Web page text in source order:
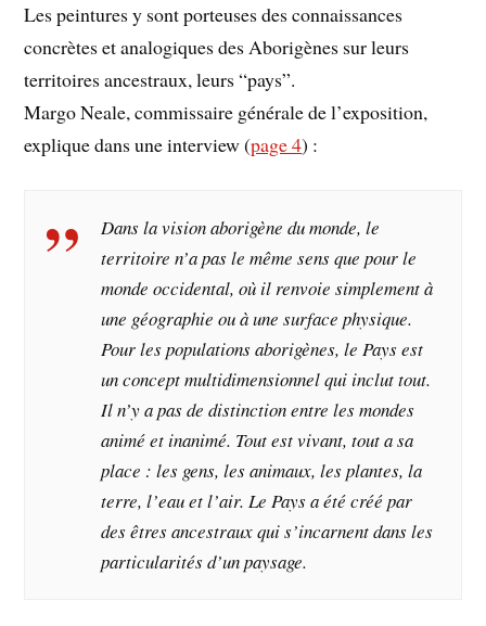
Les peintures y sont porteuses des connaissances
concrètes et analogiques des Aborigènes sur leurs
territoires ancestraux, leurs “pays”.
Margo Neale, commissaire générale de l’exposition,
explique dans une interview (page 4) :
Dans la vision aborigène du monde, le
territoire n’a pas le même sens quepour le
monde occidental, où il renvoie simplement à
une géographie ou àune surface physique.
Pour les populations aborigènes, le Pays est
un conceptmultidimensionnel qui inclut tout.
Il n’y a pas de distinction entre les mondes
animé et inanimé. Tout est vivant, tout a sa
place : les gens, les animaux, lesplantes, la
terre, l’eau et l’air. Le Pays a été créé par
des êtres ancestraux quis’incarnent dans les
particularités d’un paysage.